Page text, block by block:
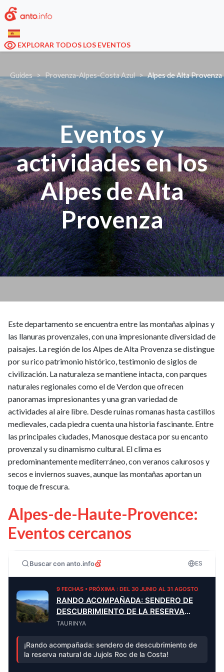
EXPLORAR TODOS LOS EVENTOS
Guides Provenza-Alpes-Costa Azul Alpes de Alta Provenza
Eventos y
actividades en los
Alpes de Alta
Provenza
Este departamento se encuentra entre las montañas alpinas y
las llanuras provenzales, con una impresionante diversidad de
paisajes. La región de los Alpes de Alta Provenza se distingue
por su rico patrimonio histórico, testimonio de siglos de
civilización. La naturaleza se mantiene intacta, con parques
naturales regionales como el de Verdon que ofrecen
panoramas impresionantes y una gran variedad de
actividades al aire libre. Desde ruinas romanas hasta castillos
medievales, cada piedra cuenta una historia fascinante. Entre
las principales ciudades, Manosque destaca por su encanto
provenzal y su dinamismo cultural. El clima es
predominantemente mediterráneo, con veranos calurosos y
secos e inviernos suaves, aunque las montañas aportan un
toque de frescura.
Alpes-de-Haute-Provence:
Eventos cercanos
Buscar con anto.info ES
9 FECHAS • PRÓXIMA : DEL 30 JUNIO AL 31 AGOSTO
RANDO ACOMPAÑADA: SENDERO DE
DESCUBRIMIENTO DE LA RESERVA
NATURAL DE JUJOLS ROC DE LA COSTA
TAURINYA
¡Rando acompañada: sendero de descubrimiento de
la reserva natural de Jujols Roc de la Costa!